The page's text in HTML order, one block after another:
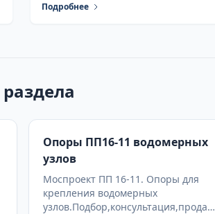
Подробнее
Опоры ПП16-11 водомерных
узлов
Моспроект ПП 16-11. Опоры для
крепления водомерных
узлов.Подбор,консультация,продажа